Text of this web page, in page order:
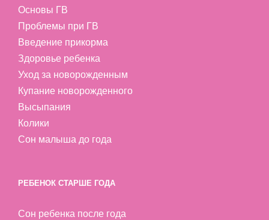
Основы ГВ
Проблемы при ГВ
Введение прикорма
Здоровье ребенка
Уход за новорожденным
Купание новорожденного
Высыпания
Колики
Сон малыша до года
РЕБЕНОК СТАРШЕ ГОДА
Сон ребенка после года